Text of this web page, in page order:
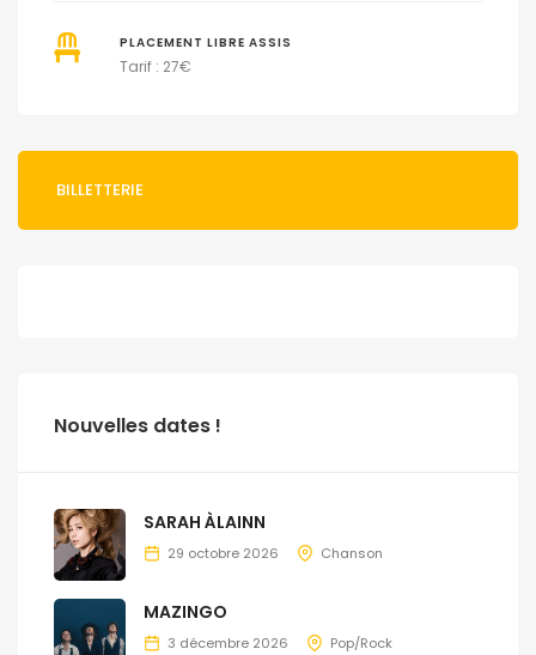
PLACEMENT LIBRE ASSIS
Tarif : 27€
BILLETTERIE
Nouvelles dates !
SARAH ÀLAINN
29 octobre 2026 Chanson
MAZINGO
3 décembre 2026 Pop/Rock